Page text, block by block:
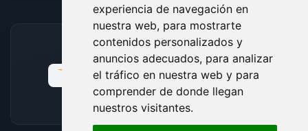
experiencia de navegación en
nuestra web, para mostrarte
contenidos personalizados y
anuncios adecuados, para analizar
el tráfico en nuestra web y para
comprender de donde llegan
nuestros visitantes.
MÉTODOS DE PAGO ACEPTADOS